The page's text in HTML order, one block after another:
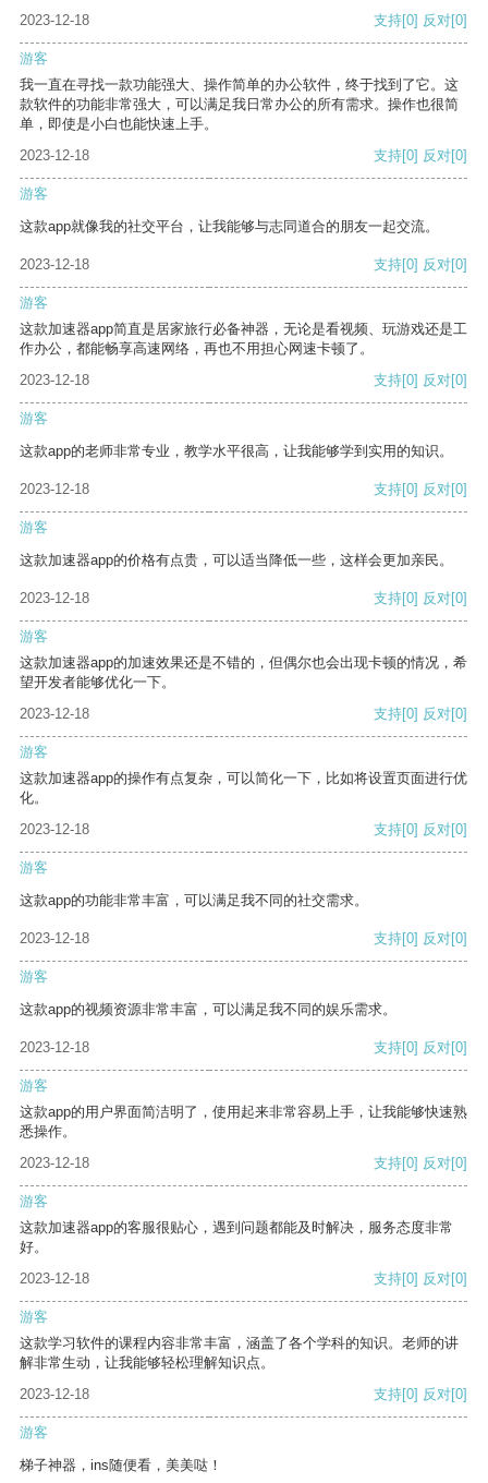
2023-12-18 支持[0] 反对[0]
游客
我一直在寻找一款功能强大、操作简单的办公软件，终于找到了它。这
款软件的功能非常强大，可以满足我日常办公的所有需求。操作也很简
单，即使是小白也能快速上手。
2023-12-18
支持[0] 反对[0]
游客
这款app就像我的社交平台，让我能够与志同道合的朋友一起交流。
2023-12-18 支持[0] 反对[0]
游客
这款加速器app简直是居家旅行必备神器，无论是看视频、玩游戏还是工
作办公，都能畅享高速网络，再也不用担心网速卡顿了。
2023-12-18
支持[0] 反对[0]
游客
这款app的老师非常专业，教学水平很高，让我能够学到实用的知识。
2023-12-18 支持[0] 反对[0]
游客
这款加速器app的价格有点贵，可以适当降低一些，这样会更加亲民。
2023-12-18 支持[0] 反对[0]
游客
这款加速器app的加速效果还是不错的，但偶尔也会出现卡顿的情况，希
望开发者能够优化一下。
2023-12-18
支持[0] 反对[0]
游客
这款加速器app的操作有点复杂，可以简化一下，比如将设置页面进行优
化。
2023-12-18
支持[0] 反对[0]
游客
这款app的功能非常丰富，可以满足我不同的社交需求。
2023-12-18 支持[0] 反对[0]
游客
这款app的视频资源非常丰富，可以满足我不同的娱乐需求。
2023-12-18 支持[0] 反对[0]
游客
这款app的用户界面简洁明了，使用起来非常容易上手，让我能够快速熟
悉操作。
2023-12-18
支持[0] 反对[0]
游客
这款加速器app的客服很贴心，遇到问题都能及时解决，服务态度非常
好。
2023-12-18
支持[0] 反对[0]
游客
这款学习软件的课程内容非常丰富，涵盖了各个学科的知识。老师的讲
解非常生动，让我能够轻松理解知识点。
2023-12-18
支持[0] 反对[0]
游客
梯子神器，ins随便看，美美哒！